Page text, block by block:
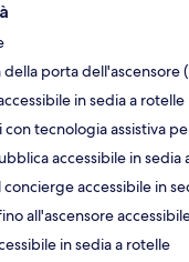
della porta dell'ascensore
in sedia a rotelle
con tecnologia assistiva
accessibile in sedia
concierge accessibile in
all'ascensore
in sedia a rotelle